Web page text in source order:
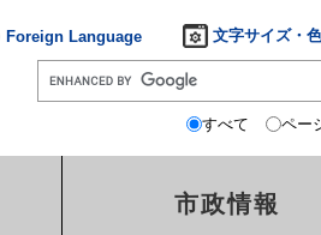
Foreign Language 文字サイズ・
すべて ペー
市政情報